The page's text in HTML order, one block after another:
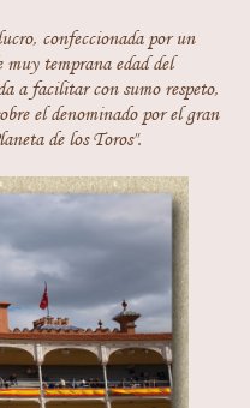
confeccionada por un
temprana edad del
a facilitar con sumo respeto,
el denominado por el gran
de los Toros".